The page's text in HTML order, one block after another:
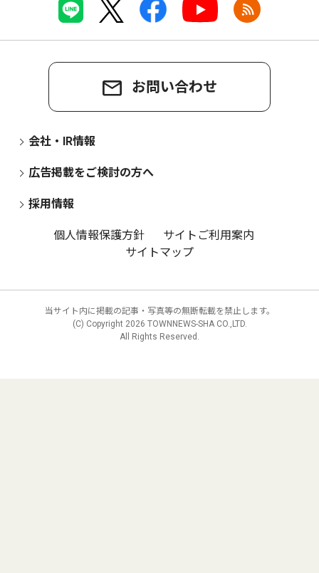
お問い合わせ
会社・IR情報
広告掲載をご検討の方へ
採用情報
個人情報保護方針
サイトご利用案内
サイトマップ
当サイト内に掲載の記事・写真等の無断転載を禁止します。
(C) Copyright 2026 TOWNNEWS-SHA CO.,LTD.
All Rights Reserved.